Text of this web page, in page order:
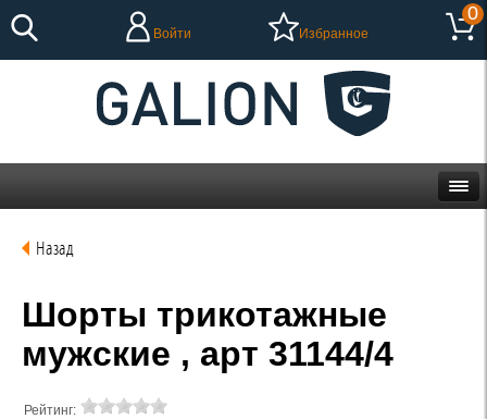
Войти Избранное
0
Назад
Шорты трикотажные
мужские , арт 31144/4
Рейтинг: